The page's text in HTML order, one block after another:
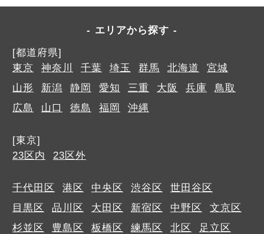
エリアから探す
[都道府県]
東京
神奈川 千葉 埼玉 群馬 北海道
宮城
山形
新潟 静岡 愛知 三重 大阪 兵庫
鳥取
広島
山口 徳島 福岡 沖縄
[東京]
23区内
23区外
千代田区 港区 中央区 渋谷区
世田谷区
目黒区
品川区 大田区 新宿区 中野区
文京区
杉並区
豊島区 板橋区 練馬区 北区
足立区